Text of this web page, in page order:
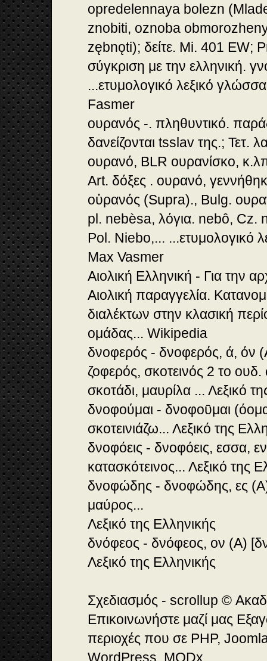
opredelennaya bolezn
znobiti, oznoba
zębnǫti); δείτε. Mi. 401 EW;
σύγκριση με την ελληνική.
...ετυμολογικό λεξικό
Fasmer
ουρανός -. πληθυντικό.
δανείζονται tsslav της.; Τετ.
ουρανό, BLR ουρανίσκο,
Art. δόξες . ουρανό,
οὑρανός (Supra)., Bulg.
pl. nebѐsa, λόγια. nebȏ, Cz.
Pol. Niebo,... ...ετυμολογικό
Max Vasmer
Αιολική Ελληνική - Για την
Αιολική παραγγελία.
διαλέκτων στην κλασική
ομάδας... Wikipedia
δνοφερός - δνοφερός, ά, όν
ζοφερός, σκοτεινός 2 το
σκοτάδι, μαυρίλα ... Λεξικό
δνοφούμαι - δνοφοῡμαι
σκοτεινιάζω... Λεξικό της
δνοφόεις - δνοφόεις, εσσα,
κατασκότεινος... Λεξικό της
δνοφώδης - δνοφώδης, ες
μαύρος...
Λεξικό της Ελληνικής
δνόφεος - δνόφεος, ον (Α)
Λεξικό της Ελληνικής
Σχεδιασμός - scrollup ©
Επικοινωνήστε μαζί μας
περιοχές που σε PHP,
WordPress, MODx.